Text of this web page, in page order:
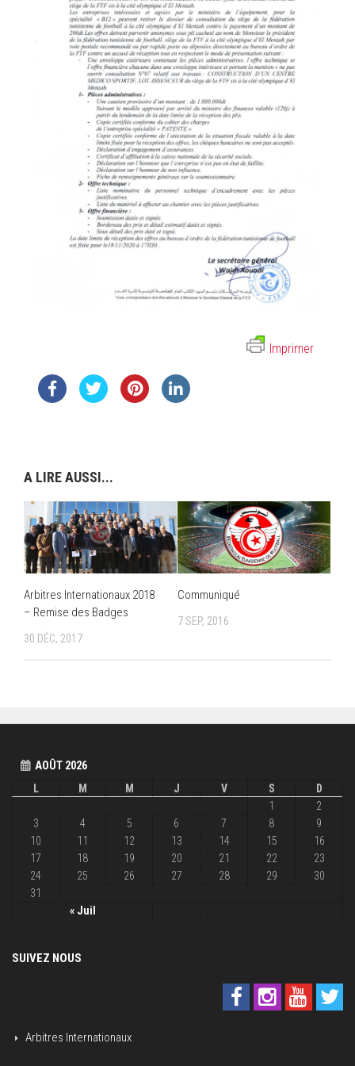
Imprimer
A LIRE AUSSI...
Arbitres Internationaux 2018
– Remise des Badges
30 DÉC, 2017
Communiqué
7 SEP, 2016
AOÛT 2026
L
M M J V S D
« Juil
1
2
3
4 5 6 7 8
9
10
11 12 13 14 15
16
17
18 19 20 21 22
23
24
25 26 27 28 29
30
31
SUIVEZ NOUS
Arbitres Internationaux